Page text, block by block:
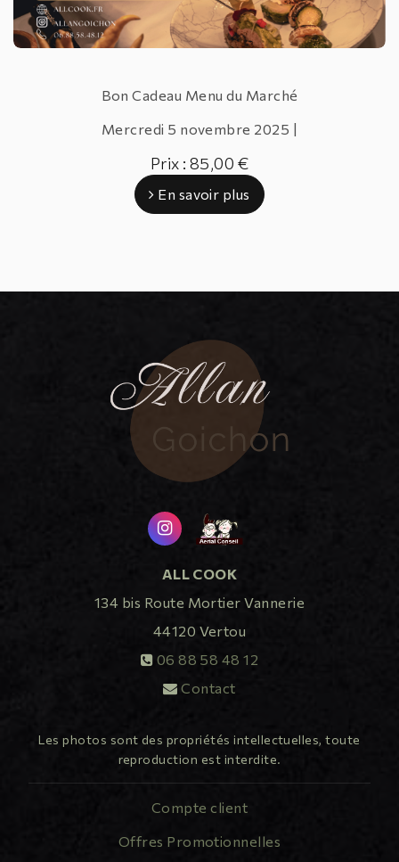
Bon Cadeau Menu du Marché
Mercredi 5 novembre 2025 |
Prix : 85,00 €
En savoir plus
ALL COOK
134 bis Route Mortier Vannerie
44120 Vertou
06 88 58 48 12
Contact
Les photos sont des propriétés intellectuelles, toute
reproduction est interdite.
Compte client
Offres Promotionnelles